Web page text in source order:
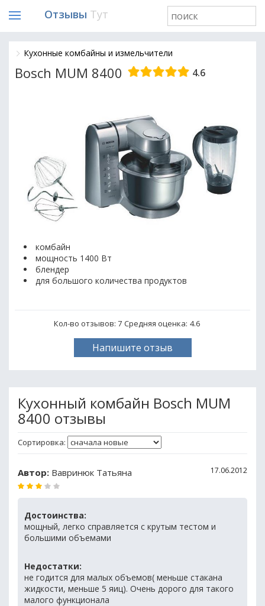
Отзывы Тут
Кухонные комбайны и измельчители
Bosch MUM 8400 4.6
комбайн
мощность 1400 Вт
блендер
для большого количества продуктов
Кол-во отзывов: 7 Средняя оценка: 4.6
Напишите отзыв
Кухонный комбайн Bosch MUM
8400 отзывы
Сортировка:
Автор: Вавринюк Татьяна 17.06.2012
Достоинства:
мощный, легко справляется с крутым тестом и
большими объемами
Недостатки:
не годится для малых объемов( меньше стакана
жидкости, меньше 5 яиц). Очень дорого для такого
малого функционала